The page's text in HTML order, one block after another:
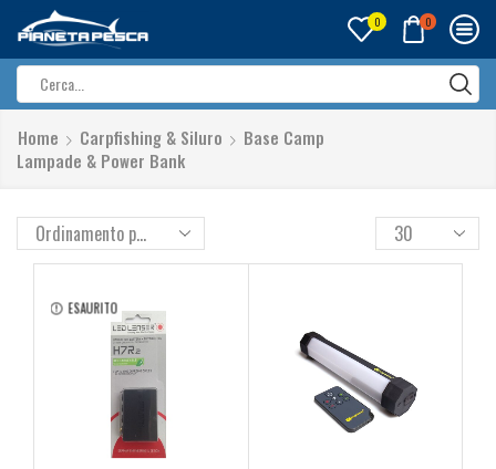
0 0
input
Home Carpfishing & Siluro
Base Camp
Lampade & Power Bank
ESAURITO